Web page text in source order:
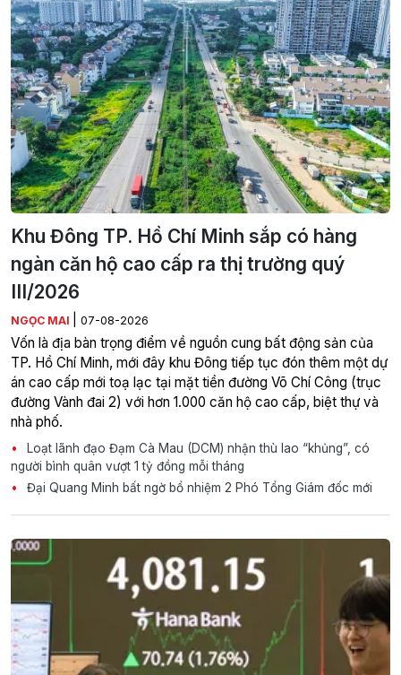
Khu Đông TP. Hồ Chí Minh sắp có hàng
ngàn căn hộ cao cấp ra thị trường quý
III/2026
NGỌC MAI 07-08-2026
Vốn là địa bàn trọng điểm về nguồn cung bất động sản của
TP. Hồ Chí Minh, mới đây khu Đông tiếp tục đón thêm một dự
án cao cấp mới toạ lạc tại mặt tiền đường Võ Chí Công (trục
đường Vành đai 2) với hơn 1.000 căn hộ cao cấp, biệt thự và
nhà phố.
Loạt lãnh đạo Đạm Cà Mau (DCM) nhận thù lao “khủng”, có
người bình quân vượt 1 tỷ đồng mỗi tháng
Đại Quang Minh bất ngờ bổ nhiệm 2 Phó Tổng Giám đốc mới